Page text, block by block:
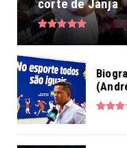
corte de Janja